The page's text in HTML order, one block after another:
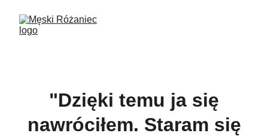
"Dzięki temu ja się
nawróciłem. Staram się